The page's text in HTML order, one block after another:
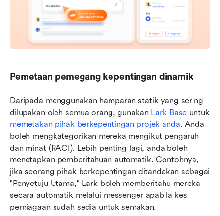
Pemetaan pemegang kepentingan dinamik
Daripada menggunakan hamparan statik yang sering
dilupakan oleh semua orang, gunakan Lark Base
memetakan pihak berkepentingan projek anda. Anda
boleh mengkategorikan mereka mengikut pengaruh
dan minat (RACI). Lebih penting lagi, anda boleh
menetapkan pemberitahuan automatik. Contohnya,
jika seorang pihak berkepentingan ditandakan sebagai
"Penyetuju Utama," Lark boleh memberitahu mereka
secara automatik melalui messenger apabila kes
perniagaan sudah sedia untuk semakan.